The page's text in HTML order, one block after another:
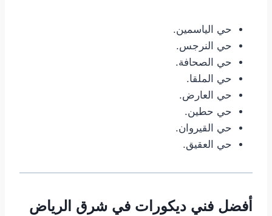
حي الياسمين.
حي النرجس.
حي الصحافة.
حي الملقا.
حي العارض.
حي حطين.
حي القيروان.
حي العقيق.
أفضل فني ديكورات في شرق الرياض